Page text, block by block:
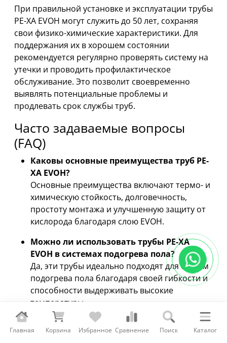
Главная Корзина Избранное Сравнение Поиск Каталог
При правильной установке и эксплуатации трубы
PE-XA EVOH могут служить до 50 лет, сохраняя
свои физико-химические характеристики. Для
поддержания их в хорошем состоянии
рекомендуется регулярно проверять систему на
утечки и проводить профилактическое
обслуживание. Это позволит своевременно
выявлять потенциальные проблемы и
продлевать срок службы труб.
Часто задаваемые вопросы
(FAQ)
Каковы основные преимущества труб PE-
XA EVOH?
Основные преимущества включают термо- и
химическую стойкость, долговечность,
простоту монтажа и улучшенную защиту от
кислорода благодаря слою EVOH.
Можно ли использовать трубы PE-XA
EVOH в системах подогрева пола?
Да, эти трубы идеально подходят для систем
подогрева пола благодаря своей гибкости и
способности выдерживать высокие
температуры.
Требуется ли специальный уход за
системой, использующей трубы PE-XA